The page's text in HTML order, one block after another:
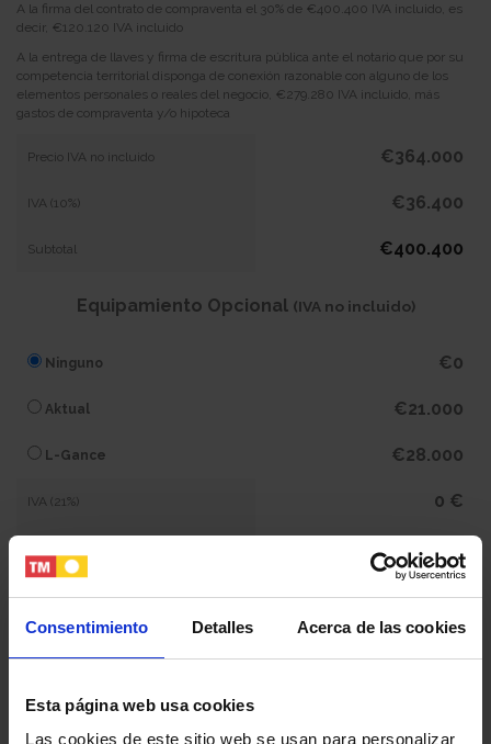
Consentimiento Detalles Acerca de las cookies
Esta página web usa cookies
Las cookies de este sitio web se usan para personalizar
Tu nombre y apellidos
A la firma del contrato de compraventa el 30% de €400.400 IVA incluido, es
decir, €120.120 IVA incluido
A la entrega de llaves y firma de escritura pública ante el notario que por su
competencia territorial disponga de conexión razonable con alguno de los
elementos personales o reales del negocio, €279.280 IVA incluido, más
gastos de compraventa y/o hipoteca
Precio IVA no incluido €364.000
IVA (10%) €36.400
Subtotal €400.400
Equipamiento Opcional (IVA no incluido)
Ninguno €0
Aktual €21.000
L-Gance €28.000
IVA (21%) 0 €
0 €
Total 400.400 €